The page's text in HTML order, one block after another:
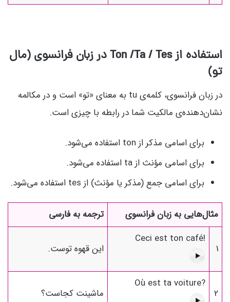
استفاده از Ton /Ta / Tes در زبان فرانسوی (مال
تو)
در زبان فرانسوی، کلمه‌ی tu به معنای «تو» است و در مکالمه
نشان‌دهنده‌ی مالکیت شما در رابطه با چیزی است.
برای اسامی مذکر از ton استفاده می‌شود.
برای اسامی مؤنث از ta استفاده می‌شود.
برای اسامی جمع (مذکر یا مؤنث) از tes استفاده می‌شود.
مثال‌هایی به زبان فرانسوی ترجمه به فارسی
1
Ceci est ton café!
این قهوه توست.
2
Où est ta voiture?
ماشینت کجاست؟